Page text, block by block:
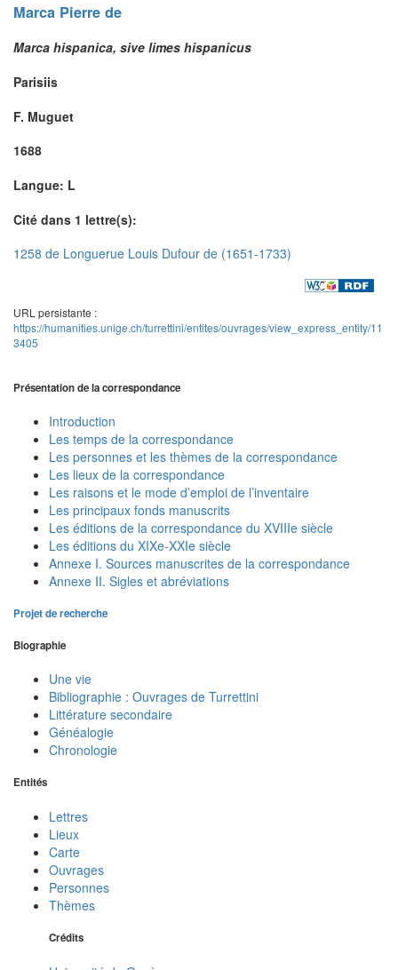
Marca Pierre de
Marca hispanica, sive limes hispanicus
Parisiis
F. Muguet
1688
Langue: L
Cité dans 1 lettre(s):
1258 de Longuerue Louis Dufour de (1651-1733)
URL persistante :
https://humanities.unige.ch/turrettini/entites/ouvrages/view_express_entity/11
3405
Présentation de la correspondance
Introduction
Les temps de la correspondance
Les personnes et les thèmes de la correspondance
Les lieux de la correspondance
Les raisons et le mode d’emploi de l’inventaire
Les principaux fonds manuscrits
Les éditions de la correspondance du XVIIIe siècle
Les éditions du XIXe-XXIe siècle
Annexe I. Sources manuscrites de la correspondance
Annexe II. Sigles et abréviations
Projet de recherche
Biographie
Une vie
Bibliographie : Ouvrages de Turrettini
Littérature secondaire
Généalogie
Chronologie
Entités
Lettres
Lieux
Carte
Ouvrages
Personnes
Thèmes
Crédits